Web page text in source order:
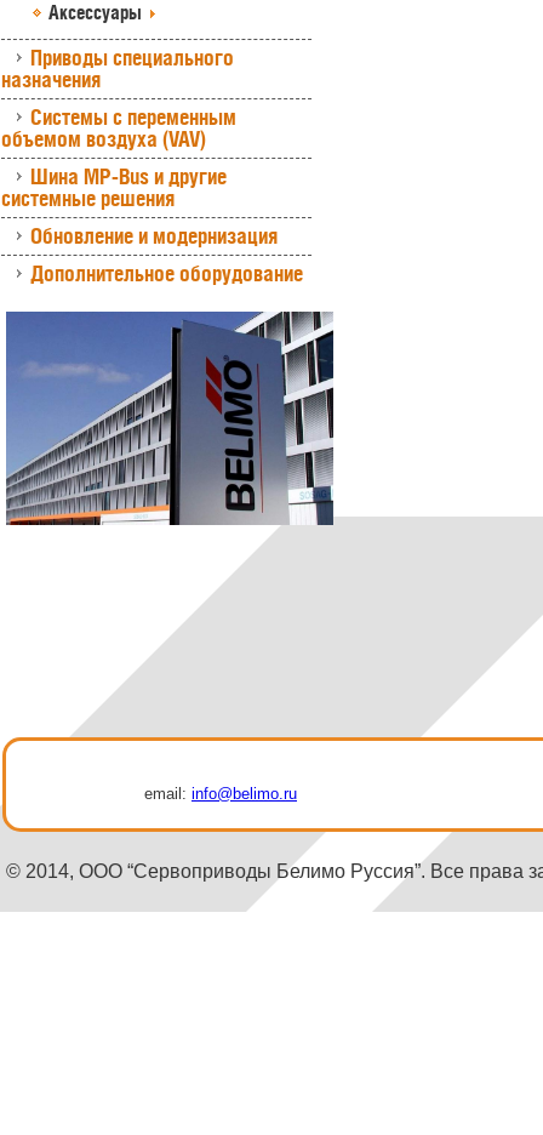
Аксессуары
Приводы специального
назначения
Системы с переменным
объемом воздуха (VAV)
Шина MP-Bus и другие
системные решения
Обновление и модернизация
Дополнительное оборудование
email: info@belimo.ru
© 2014, ООО “Сервоприводы Белимо Руссия”. Все права